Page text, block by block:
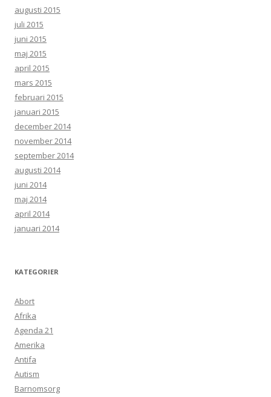
augusti 2015
juli 2015
juni 2015
maj 2015
april 2015
mars 2015
februari 2015
januari 2015
december 2014
november 2014
september 2014
augusti 2014
juni 2014
maj 2014
april 2014
januari 2014
KATEGORIER
Abort
Afrika
Agenda 21
Amerika
Antifa
Autism
Barnomsorg